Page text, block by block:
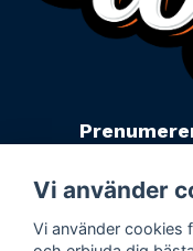
Vi använder
Vi använder cookies